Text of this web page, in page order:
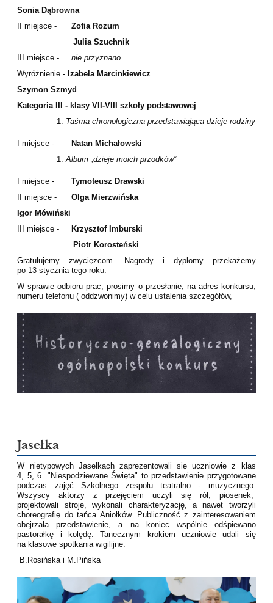
Sonia Dąbrowna
II miejsce -
Zofia Rozum
Julia Szuchnik
III miejsce -
nie przyznano
Wyróżnienie - Izabela Marcinkiewicz
Szymon Szmyd
Kategoria III - klasy VII-VIII szkoły podstawowej
Taśma chronologiczna przedstawiająca dzieje rodziny
I miejsce -
Natan Michałowski
Album „dzieje moich przodków”
I miejsce -
Tymoteusz Drawski
II miejsce -
Olga Mierzwińska
Igor Mówiński
III miejsce -
Krzysztof Imburski
Piotr Korosteński
Gratulujemy zwycięzcom. Nagrody i dyplomy przekażemy
po 13 stycznia tego roku.
W sprawie odbioru prac, prosimy o przesłanie, na adres konkursu,
numeru telefonu ( oddzwonimy) w celu ustalenia szczegółów,
Jasełka
W nietypowych Jasełkach zaprezentowali się uczniowie z klas
4, 5, 6. "Niespodziewane Święta" to przedstawienie przygotowane
podczas zajęć Szkolnego zespołu teatralno - muzycznego.
Wszyscy aktorzy z przejęciem uczyli się ról, piosenek,
projektowali stroje, wykonali charakteryzację, a nawet tworzyli
choreografię do tańca Aniołków. Publiczność z zainteresowaniem
obejrzała przedstawienie, a na koniec wspólnie odśpiewano
pastorałkę i kolędę. Tanecznym krokiem uczniowie udali się
na klasowe spotkania wigilijne.
B.Rosińska i M.Pińska